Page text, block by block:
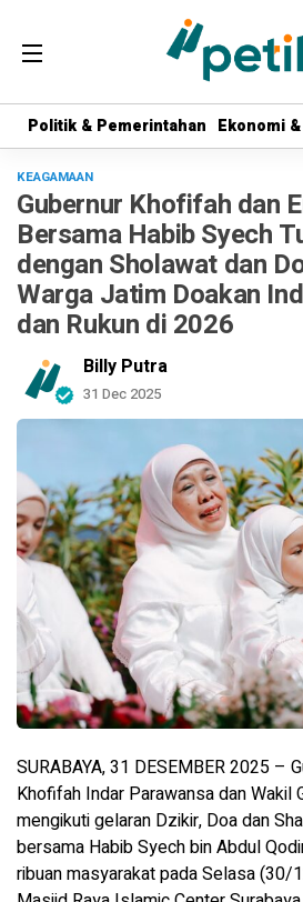
Politik & Pemerintahan Ekonomi
Politik & Pemerintahan Ekonomi
KEAGAMAAN
Gubernur Khofifah dan
Bersama Habib Syech
dengan Sholawat dan
Warga Jatim Doakan
dan Rukun di 2026
Billy Putra
31 Dec 2025
SURABAYA, 31 DESEMBER 2025 –
Khofifah Indar Parawansa dan Wakil
mengikuti gelaran Dzikir, Doa dan
bersama Habib Syech bin Abdul
ribuan masyarakat pada Selasa (30/